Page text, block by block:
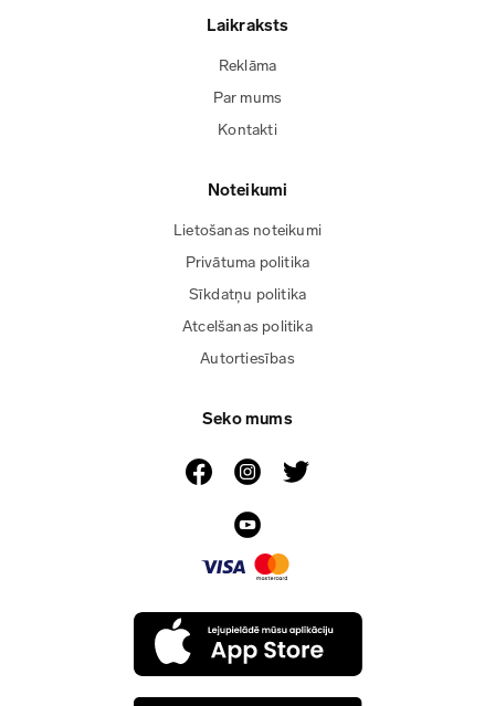
Laikraksts
Reklāma
Par mums
Kontakti
Noteikumi
Lietošanas noteikumi
Privātuma politika
Sīkdatņu politika
Atcelšanas politika
Autortiesības
Seko mums